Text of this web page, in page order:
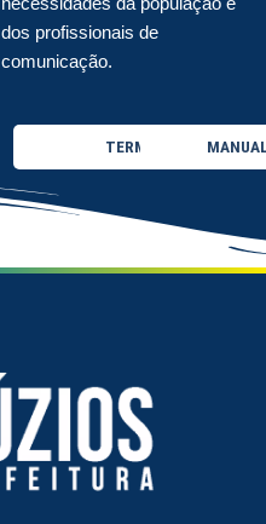
dos profissionais de
comunicação.
TERMO DE USO